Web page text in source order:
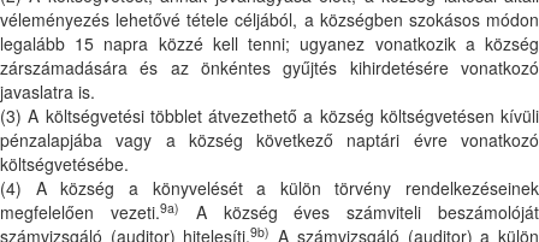
véleményezés lehetővé tétele céljából, a községben szokásos módon
legalább 15 napra közzé kell tenni; ugyanez vonatkozik a község
zárszámadására és az önkéntes gyűjtés kihirdetésére vonatkozó
javaslatra is.
(3) A költségvetési többlet átvezethető a község költségvetésen kívüli
pénzalapjába vagy a község következő naptári évre vonatkozó
költségvetésébe.
(4) A község a könyvelését a külön törvény rendelkezéseinek
megfelelően vezeti.9a)
A község éves számviteli beszámolóját
számvizsgáló (auditor) hitelesíti.9b) A számvizsgáló (auditor) a külön